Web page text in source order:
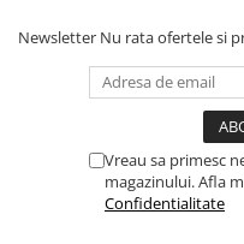
Newsletter Nu rata ofertele si
Vreau sa primesc
magazinului. Afla
Confidentialitate